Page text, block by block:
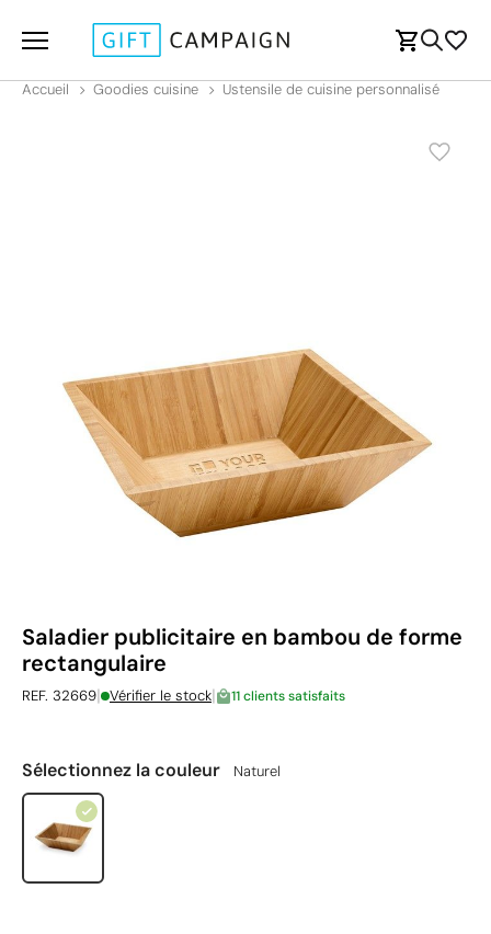
Accueil Goodies cuisine Ustensile de cuisine personnalisé
Saladier publicitaire en bambou de forme
rectangulaire
REF. 32669| Vérifier le stock| 11 clients satisfaits
Sélectionnez la couleur Naturel